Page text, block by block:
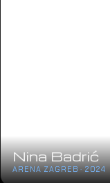
Nina Badrić
ARENA ZAGREB · 2024